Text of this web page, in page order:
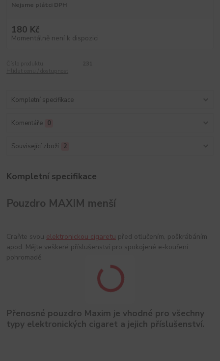
Nejsme plátci DPH
180 Kč
Momentálně není k dispozici
Kompletní specifikace
Komentáře 0
Související zboží 2
Kompletní specifikace
Pouzdro MAXIM menší
Craňte svou elektronickou cigaretu před otlučením, poškrábáním
apod. Mějte veškeré příslušenství pro spokojené e-kouření
pohromadě.
Přenosné pouzdro Maxim je vhodné pro všechny
typy elektronických cigaret a jejich příslušenství.